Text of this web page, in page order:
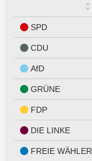
SPD
CDU
AfD
GRÜNE
FDP
DIE LINKE
FREIE WÄHLER